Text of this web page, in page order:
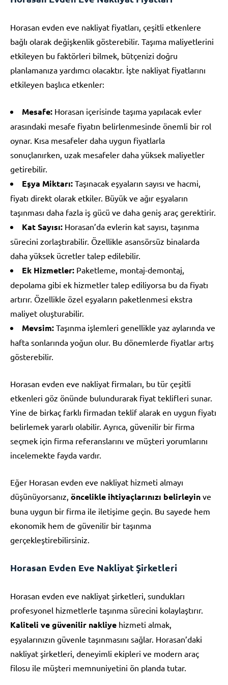
Horasan evden eve nakliyat fiyatları, çeşitli etkenlere
bağlı olarak değişkenlik gösterebilir. Taşıma maliyetlerini
etkileyen bu faktörleri bilmek, bütçenizi doğru
planlamanıza yardımcı olacaktır. İşte nakliyat fiyatlarını
etkileyen başlıca etkenler:
Mesafe: Horasan içerisinde taşıma yapılacak evler
arasındaki mesafe fiyatın belirlenmesinde önemli bir rol
oynar. Kısa mesafeler daha uygun fiyatlarla
sonuçlanırken, uzak mesafeler daha yüksek maliyetler
getirebilir.
Eşya Miktarı: Taşınacak eşyaların sayısı ve hacmi,
fiyatı direkt olarak etkiler. Büyük ve ağır eşyaların
taşınması daha fazla iş gücü ve daha geniş araç gerektirir.
Kat Sayısı: Horasan’da evlerin kat sayısı, taşınma
sürecini zorlaştırabilir. Özellikle asansörsüz binalarda
daha yüksek ücretler talep edilebilir.
Ek Hizmetler: Paketleme, montaj-demontaj,
depolama gibi ek hizmetler talep ediliyorsa bu da fiyatı
artırır. Özellikle özel eşyaların paketlenmesi ekstra
maliyet oluşturabilir.
Mevsim: Taşınma işlemleri genellikle yaz aylarında ve
hafta sonlarında yoğun olur. Bu dönemlerde fiyatlar artış
gösterebilir.
Horasan evden eve nakliyat firmaları, bu tür çeşitli
etkenleri göz önünde bulundurarak fiyat teklifleri sunar.
Yine de birkaç farklı firmadan teklif alarak en uygun fiyatı
belirlemek yararlı olabilir. Ayrıca, güvenilir bir firma
seçmek için firma referanslarını ve müşteri yorumlarını
incelemekte fayda vardır.
Eğer Horasan evden eve nakliyat hizmeti almayı
düşünüyorsanız, öncelikle ihtiyaçlarınızı belirleyin ve
buna uygun bir firma ile iletişime geçin. Bu sayede hem
ekonomik hem de güvenilir bir taşınma
gerçekleştirebilirsiniz.
Horasan Evden Eve Nakliyat Şirketleri
Horasan evden eve nakliyat şirketleri, sundukları
profesyonel hizmetlerle taşınma sürecini kolaylaştırır.
Kaliteli ve güvenilir nakliye hizmeti almak,
eşyalarınızın güvenle taşınmasını sağlar. Horasan’daki
nakliyat şirketleri, deneyimli ekipleri ve modern araç
filosu ile müşteri memnuniyetini ön planda tutar.